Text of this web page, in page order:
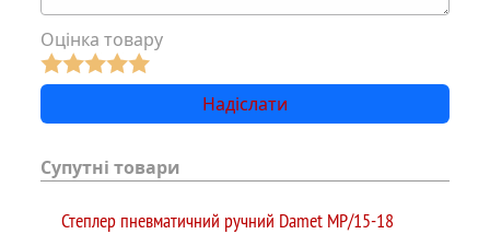
Оцінка товару
Супутні товари
Степлер пневматичний ручний Damet MP/15-18